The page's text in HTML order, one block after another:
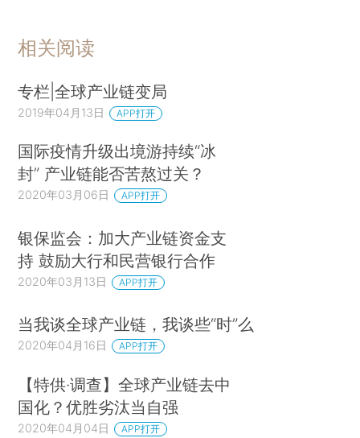
相关阅读
专栏|全球产业链变局
2019年04月13日 APP打开
国际疫情升级出境游持续“冰
封” 产业链能否苦熬过关？
2020年03月06日 APP打开
银保监会：加大产业链资金支
持 鼓励大行和民营银行合作
2020年03月13日 APP打开
当我谈全球产业链，我谈些“时”么
2020年04月16日 APP打开
【特供·调查】全球产业链去中
国化？优胜劣汰当自强
2020年04月04日 APP打开